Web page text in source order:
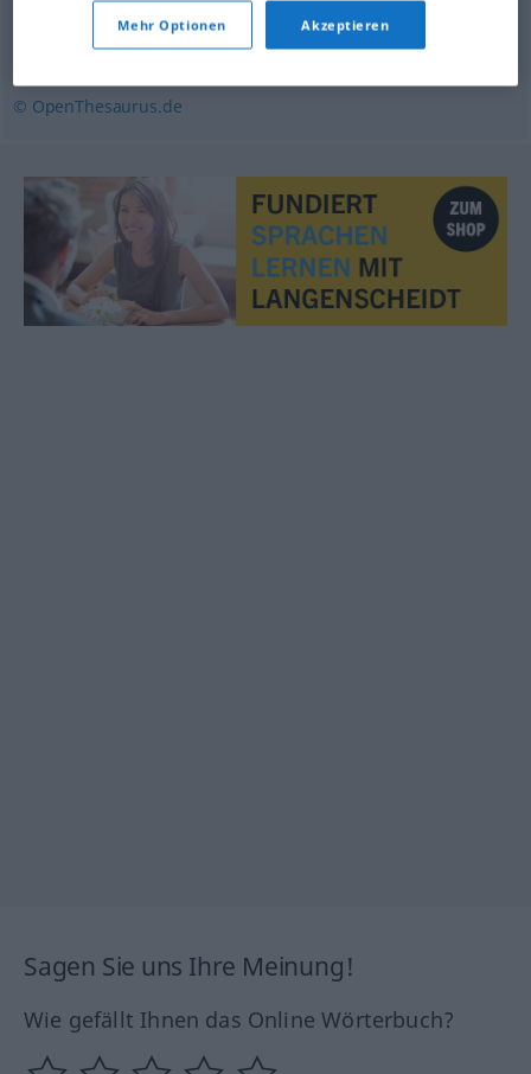
beschreiben erklären , beleuchten
offenlegen,erzählen
© OpenThesaurus.de
Sagen Sie uns Ihre Meinung!
Wie gefällt Ihnen das Online Wörterbuch?
Mehr Optionen Akzeptieren